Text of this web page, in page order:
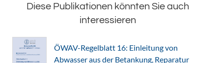
Diese Publikationen könnten Sie auch
interessieren
ÖWAV-Regelblatt 16: Einleitung von
Abwasser aus der Betankung, Reparatur